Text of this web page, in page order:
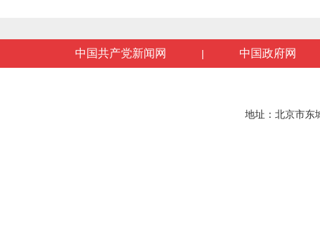
中国共产党新闻网 | 中国政府网
地址：北京市东